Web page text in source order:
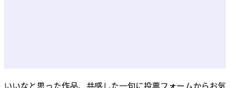
いいなと思った作品、共感した一句に投票フォームからお気